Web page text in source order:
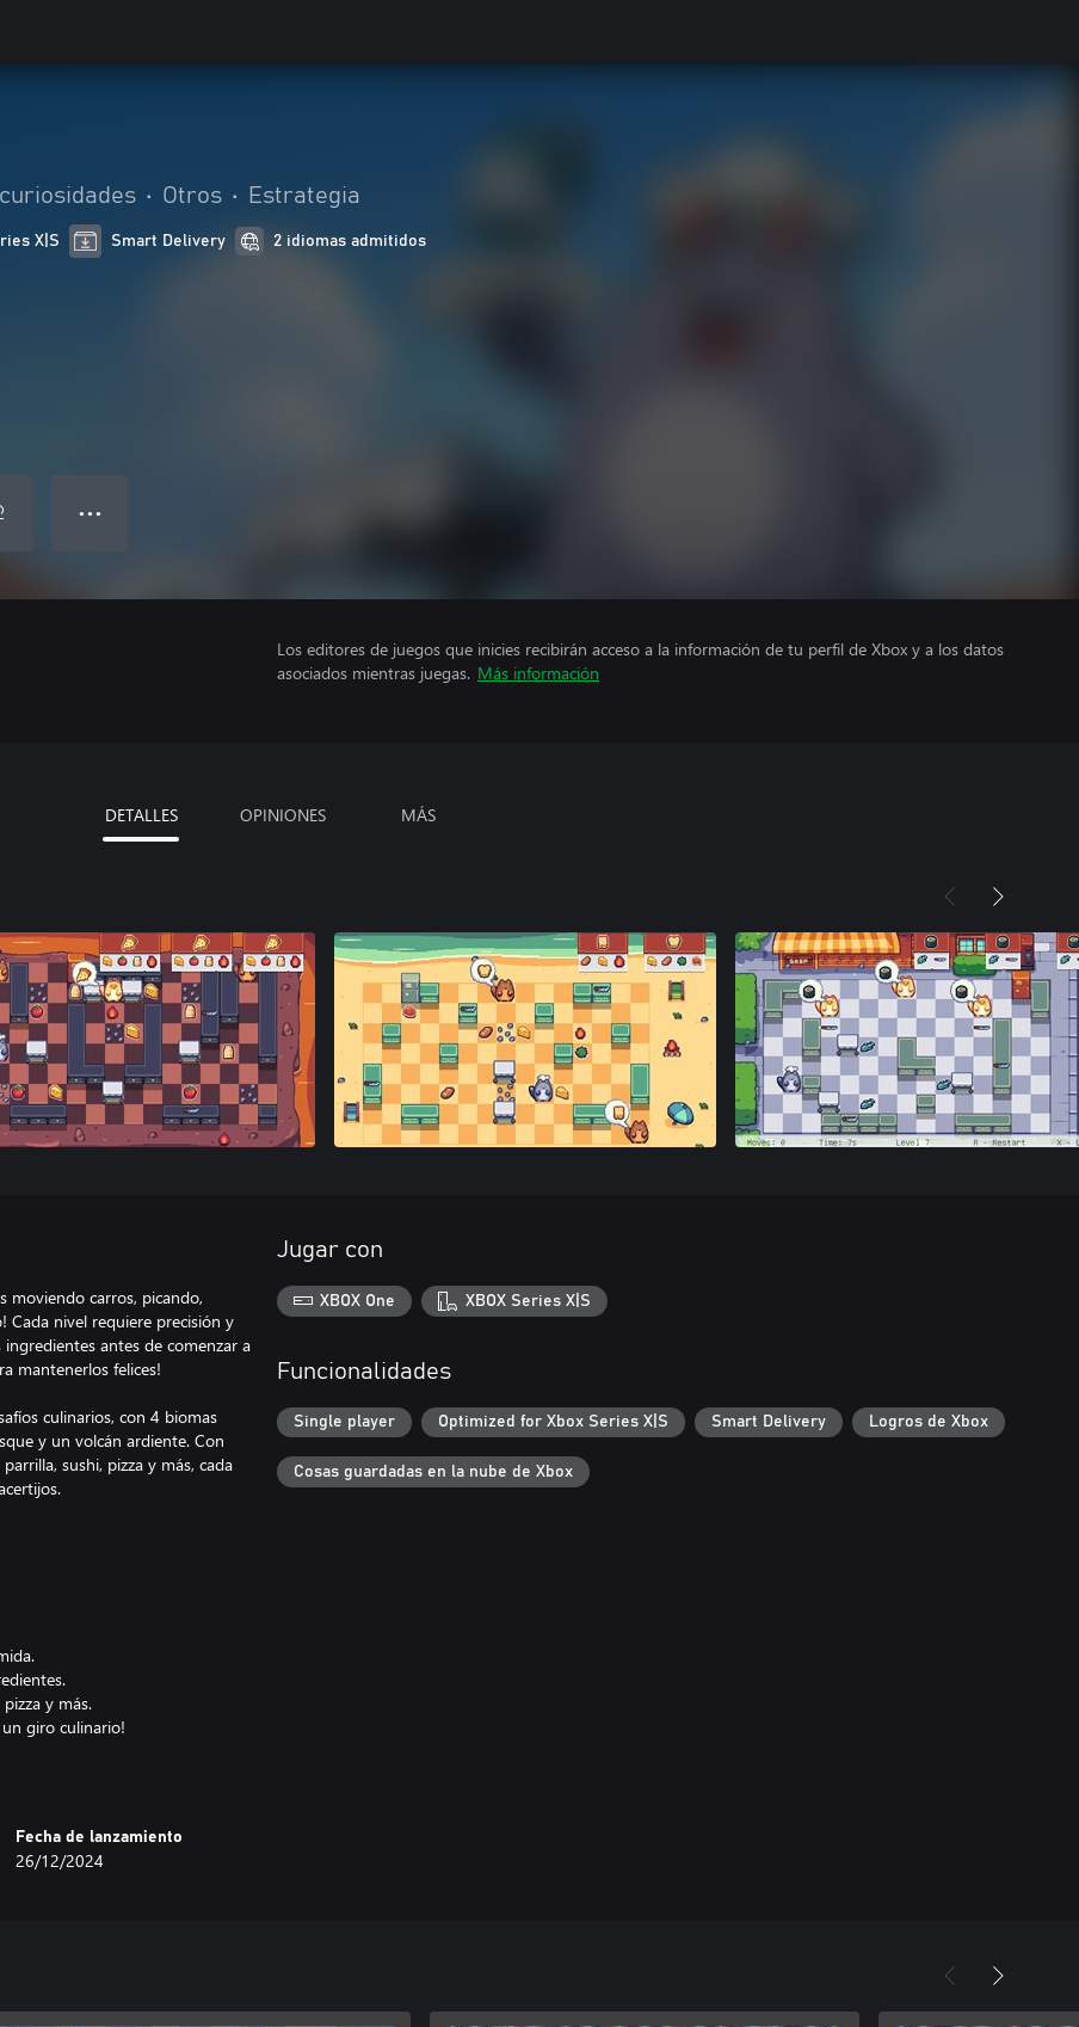
• Otros • Estrategia
X|S Smart Delivery 2 idiomas admitidos
● ● ●
Los editores de juegos que inicies recibirán acceso a la información de tu perfil de Xbox y a los datos
asociados mientras juegas. Más información
DETALLES OPINIONES MÁS
moviendo carros, picando,
Cada nivel requiere precisión y
antes de comenzar a
mantenerlos felices!
culinarios, con 4 biomas
y un volcán ardiente. Con
sushi, pizza y más, cada
y más.
giro culinario!
Fecha de lanzamiento
26/12/2024
Jugar con
XBOX One XBOX Series X|S
Funcionalidades
Single player Optimized for Xbox Series X|S Smart Delivery Logros de Xbox
Cosas guardadas en la nube de Xbox